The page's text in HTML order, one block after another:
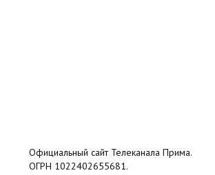
Официальный сайт Телеканала Прима.
ОГРН 1022402655681.